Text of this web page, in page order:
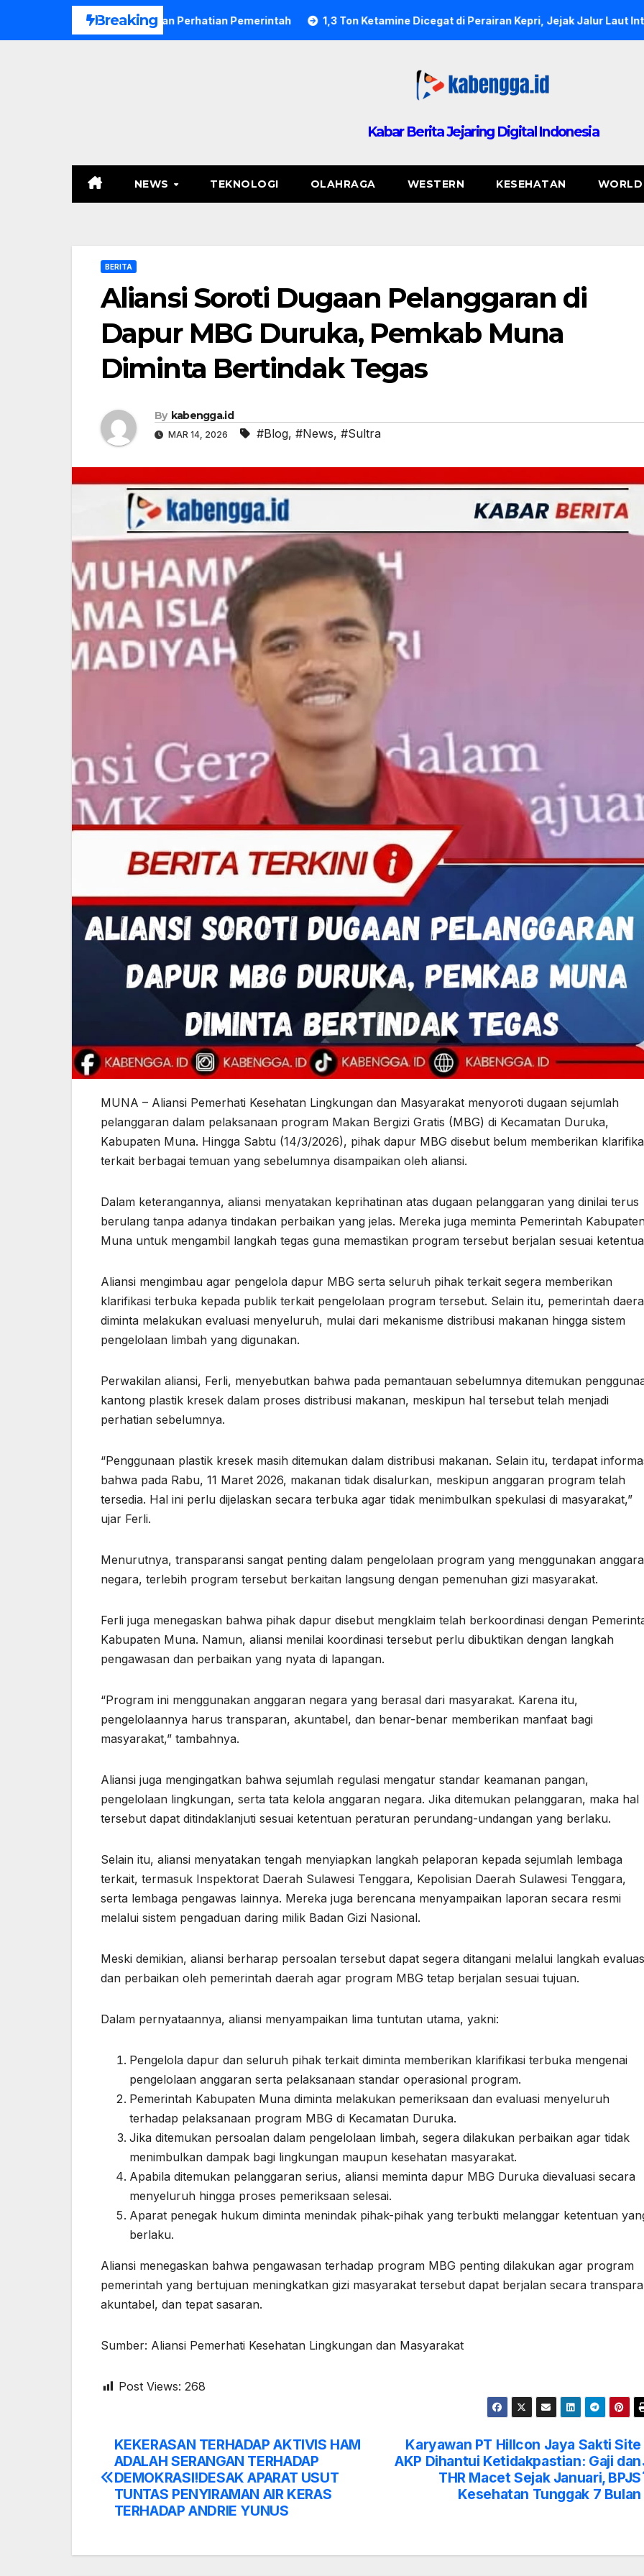
Breaking
Petani Harapkan Perhatian Pemerintah 1,3 Ton Ketamine Dicegat di Perairan Kepri, Jejak Jalur Laut Internasional
Kabar Berita Jejaring Digital Indonesia
NEWS TEKNOLOGI OLAHRAGA WESTERN KESEHATAN WORLD
BERITA
Aliansi Soroti Dugaan Pelanggaran di
Dapur MBG Duruka, Pemkab Muna
Diminta Bertindak Tegas
By kabengga.id
MAR 14, 2026 #Blog, #News, #Sultra
MUNA – Aliansi Pemerhati Kesehatan Lingkungan dan Masyarakat menyoroti dugaan sejumlah
pelanggaran dalam pelaksanaan program Makan Bergizi Gratis (MBG) di Kecamatan Duruka,
Kabupaten Muna. Hingga Sabtu (14/3/2026), pihak dapur MBG disebut belum memberikan
terkait berbagai temuan yang sebelumnya disampaikan oleh aliansi.
Dalam keterangannya, aliansi menyatakan keprihatinan atas dugaan pelanggaran yang dinilai terus
berulang tanpa adanya tindakan perbaikan yang jelas. Mereka juga meminta Pemerintah
Muna untuk mengambil langkah tegas guna memastikan program tersebut berjalan sesuai
Aliansi mengimbau agar pengelola dapur MBG serta seluruh pihak terkait segera memberikan
klarifikasi terbuka kepada publik terkait pengelolaan program tersebut. Selain itu, pemerintah
diminta melakukan evaluasi menyeluruh, mulai dari mekanisme distribusi makanan hingga sistem
pengelolaan limbah yang digunakan.
Perwakilan aliansi, Ferli, menyebutkan bahwa pada pemantauan sebelumnya ditemukan
kantong plastik kresek dalam proses distribusi makanan, meskipun hal tersebut telah menjadi
perhatian sebelumnya.
“Penggunaan plastik kresek masih ditemukan dalam distribusi makanan. Selain itu, terdapat
bahwa pada Rabu, 11 Maret 2026, makanan tidak disalurkan, meskipun anggaran program telah
tersedia. Hal ini perlu dijelaskan secara terbuka agar tidak menimbulkan spekulasi di masyarakat,”
ujar Ferli.
Menurutnya, transparansi sangat penting dalam pengelolaan program yang menggunakan
negara, terlebih program tersebut berkaitan langsung dengan pemenuhan gizi masyarakat.
Ferli juga menegaskan bahwa pihak dapur disebut mengklaim telah berkoordinasi dengan
Kabupaten Muna. Namun, aliansi menilai koordinasi tersebut perlu dibuktikan dengan langkah
pengawasan dan perbaikan yang nyata di lapangan.
“Program ini menggunakan anggaran negara yang berasal dari masyarakat. Karena itu,
pengelolaannya harus transparan, akuntabel, dan benar-benar memberikan manfaat bagi
masyarakat,” tambahnya.
Aliansi juga mengingatkan bahwa sejumlah regulasi mengatur standar keamanan pangan,
pengelolaan lingkungan, serta tata kelola anggaran negara. Jika ditemukan pelanggaran, maka hal
tersebut dapat ditindaklanjuti sesuai ketentuan peraturan perundang-undangan yang berlaku.
Selain itu, aliansi menyatakan tengah menyiapkan langkah pelaporan kepada sejumlah lembaga
terkait, termasuk Inspektorat Daerah Sulawesi Tenggara, Kepolisian Daerah Sulawesi Tenggara,
serta lembaga pengawas lainnya. Mereka juga berencana menyampaikan laporan secara resmi
melalui sistem pengaduan daring milik Badan Gizi Nasional.
Meski demikian, aliansi berharap persoalan tersebut dapat segera ditangani melalui langkah
dan perbaikan oleh pemerintah daerah agar program MBG tetap berjalan sesuai tujuan.
Dalam pernyataannya, aliansi menyampaikan lima tuntutan utama, yakni:
Pengelola dapur dan seluruh pihak terkait diminta memberikan klarifikasi terbuka mengenai
pengelolaan anggaran serta pelaksanaan standar operasional program.
Pemerintah Kabupaten Muna diminta melakukan pemeriksaan dan evaluasi menyeluruh
terhadap pelaksanaan program MBG di Kecamatan Duruka.
Jika ditemukan persoalan dalam pengelolaan limbah, segera dilakukan perbaikan agar tidak
menimbulkan dampak bagi lingkungan maupun kesehatan masyarakat.
Apabila ditemukan pelanggaran serius, aliansi meminta dapur MBG Duruka dievaluasi secara
menyeluruh hingga proses pemeriksaan selesai.
Aparat penegak hukum diminta menindak pihak-pihak yang terbukti melanggar ketentuan
berlaku.
Aliansi menegaskan bahwa pengawasan terhadap program MBG penting dilakukan agar program
pemerintah yang bertujuan meningkatkan gizi masyarakat tersebut dapat berjalan secara
akuntabel, dan tepat sasaran.
Sumber: Aliansi Pemerhati Kesehatan Lingkungan dan Masyarakat
Post Views: 268
Post
navigation
Karyawan PT Hillcon Jaya Sakti Site
AKP Dihantui Ketidakpastian: Gaji dan
THR Macet Sejak Januari, BPJS
Kesehatan Tunggak 7 Bulan
KEKERASAN TERHADAP AKTIVIS HAM
ADALAH SERANGAN TERHADAP
DEMOKRASI!DESAK APARAT USUT
TUNTAS PENYIRAMAN AIR KERAS
TERHADAP ANDRIE YUNUS